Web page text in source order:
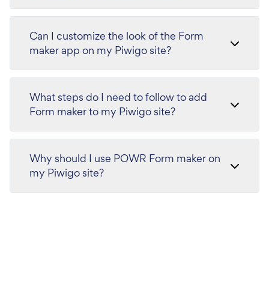
Can I customize the look of the Form
maker app on my Piwigo site?
What steps do I need to follow to add
Form maker to my Piwigo site?
Why should I use POWR Form maker on
my Piwigo site?